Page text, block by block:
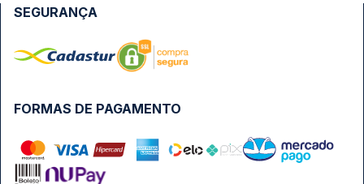
FORMAS DE PAGAMENTO
SEGURANÇA